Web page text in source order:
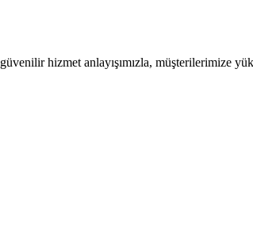
hizmet anlayışımızla, müşterilerimize